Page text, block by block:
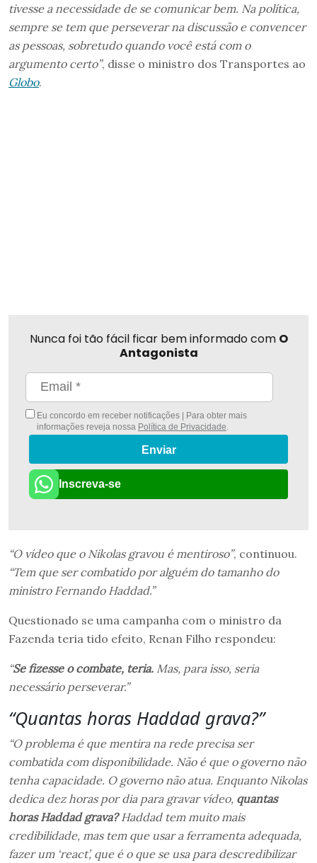
tivesse a necessidade de se comunicar bem. Na política,
sempre se tem que perseverar na discussão e convencer
as pessoas, sobretudo quando você está com o
argumento certo”, disse o ministro dos Transportes ao
Globo.
Nunca foi tão fácil ficar bem informado com O
Antagonista
Eu concordo em receber notificações | Para obter mais
informações reveja nossa Política de Privacidade
Enviar
Inscreva-se
“O vídeo que o Nikolas gravou é mentiroso”, continuou.
“Tem que ser combatido por alguém do tamanho do
ministro Fernando Haddad.”
Questionado se uma campanha com o ministro da
Fazenda teria tido efeito, Renan Filho respondeu:
“Se fizesse o combate, teria. Mas, para isso, seria
necessário perseverar.”
“Quantas horas Haddad grava?”
“O problema é que mentira na rede precisa ser
combatida com disponibilidade. Não é que o governo não
tenha capacidade. O governo não atua. Enquanto Nikolas
dedica dez horas por dia para gravar vídeo, quantas
horas Haddad grava?Haddad tem muito mais
credibilidade, mas tem que usar a ferramenta adequada,
fazer um ‘react’, que é o que se usa para descredibilizar